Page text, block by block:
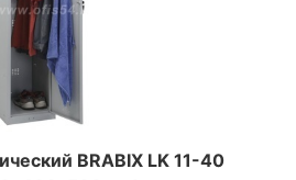
BRABIX LK 11-40